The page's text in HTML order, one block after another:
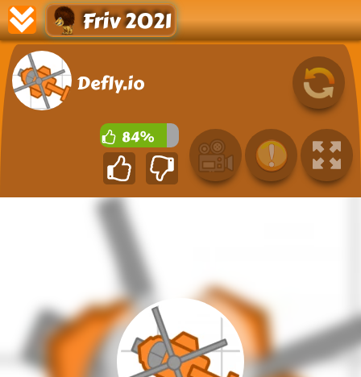
Friv 2021
Defly.io
84%